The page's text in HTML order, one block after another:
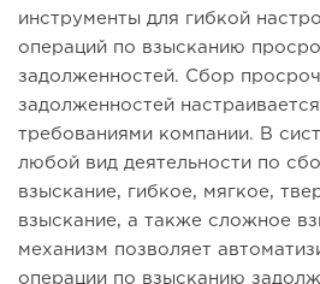
инструменты для гибкой
операций по взысканию
задолженностей. Сбор
задолженностей
требованиями компании. В
любой вид деятельности по
взыскание, гибкое, мягкое,
взыскание, а также сложное
механизм позволяет
операции по взысканию